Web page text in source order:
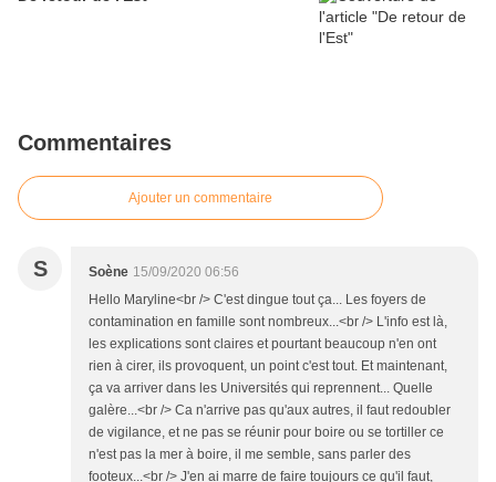
Commentaires
Ajouter un commentaire
S Soène 15/09/2020 06:56
Hello Maryline<br /> C'est dingue tout ça... Les foyers de
contamination en famille sont nombreux...<br /> L'info est là,
les explications sont claires et pourtant beaucoup n'en ont
rien à cirer, ils provoquent, un point c'est tout. Et maintenant,
ça va arriver dans les Universités qui reprennent... Quelle
galère...<br /> Ca n'arrive pas qu'aux autres, il faut redoubler
de vigilance, et ne pas se réunir pour boire ou se tortiller ce
n'est pas la mer à boire, il me semble, sans parler des
footeux...<br /> J'en ai marre de faire toujours ce qu'il faut,